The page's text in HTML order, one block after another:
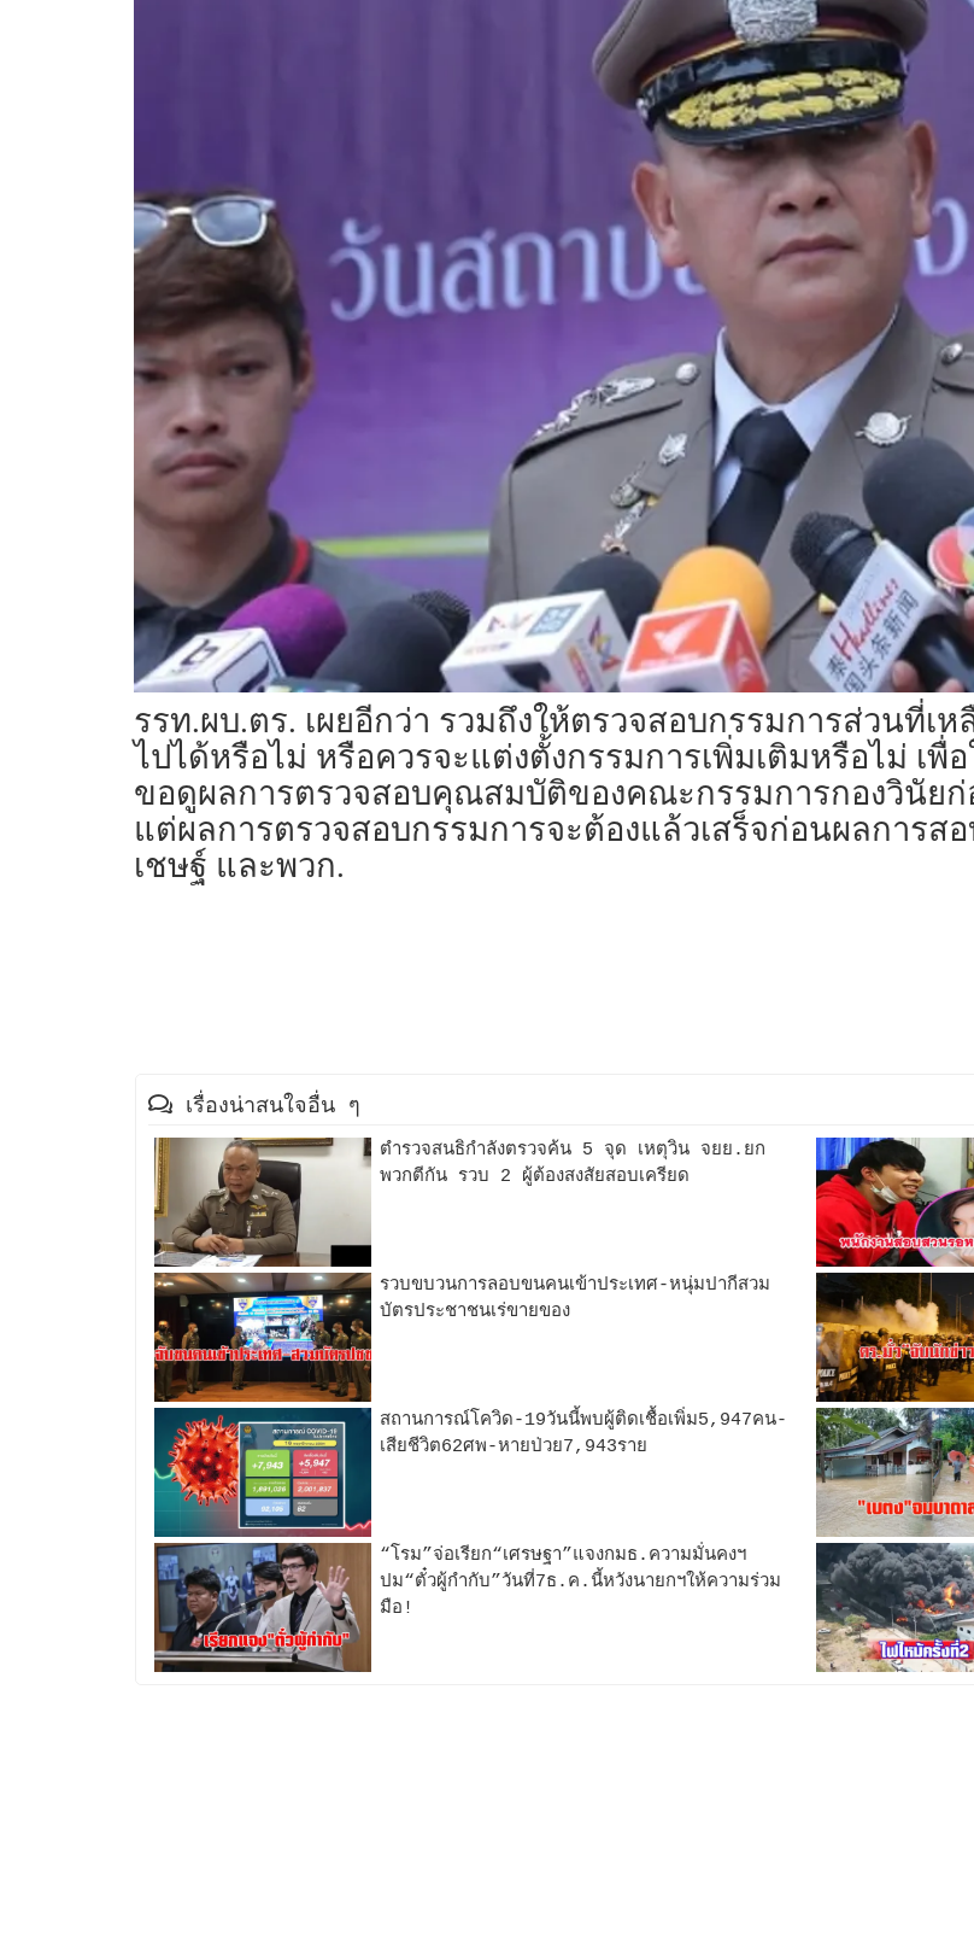
รรท.ผบ.ตร. เผยอีกว่า รวมถึงให้ตรวจสอบกรรมการส่วนที่เ
ไปได้หรือไม่ หรือควรจะแต่งตั้งกรรมการเพิ่มเติมหรือไม่ เพื่
ขอดูผลการตรวจสอบคุณสมบัติของคณะกรรมการกองวินัยก่
แต่ผลการตรวจสอบกรรมการจะต้องแล้วเสร็จก่อนผลการส
เชษฐ์ และพวก.
เรื่องน่าสนใจอื่น ๆ
ตำรวจสนธิกำลังตรวจค้น 5 จุด เหตุวิน จยย.ยก
พวกตีกัน รวบ 2 ผู้ต้องสงสัยสอบเครียด
รวบขบวนการลอบขนคนเข้าประเทศ-หนุ่มปากีสวม
บัตรประชาชนเร่ขายของ
สถานการณ์โควิด-19วันนี้พบผู้ติดเชื้อเพิ่ม5,947คน-
เสียชีวิต62ศพ-หายป่วย7,943ราย
“โรม”จ่อเรียก“เศรษฐา”แจงกมธ.ความมั่นคงฯ
ปม“ตั๋วผู้กำกับ”วันที่7ธ.ค.นี้หวังนายกฯให้ความร่วม
มือ!